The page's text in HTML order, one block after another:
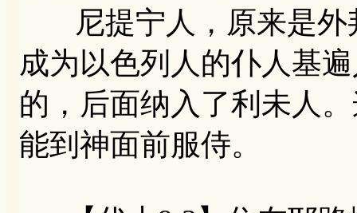
尼提宁人，原来是外
成为以色列人的仆人基
的，后面纳入了利未人
能到神面前服侍。